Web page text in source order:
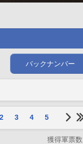
バックナンバー
2 3 4 5
獲得軍票数